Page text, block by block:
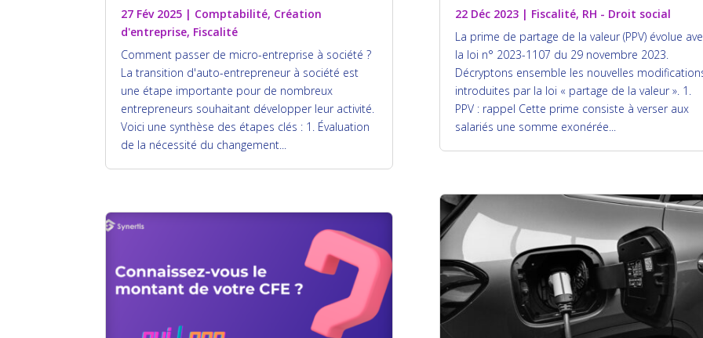
27 Fév 2025 | Comptabilité, Création
d'entreprise, Fiscalité
Comment passer de micro-entreprise à société ?
La transition d'auto-entrepreneur à société est
une étape importante pour de nombreux
entrepreneurs souhaitant développer leur activité.
Voici une synthèse des étapes clés : 1. Évaluation
de la nécessité du changement...
22 Déc 2023| Fiscalité, RH - Droit social
La prime de partage de la valeur (PPV) évolue
la loi n° 2023-1107 du 29 novembre 2023.
Décryptons ensemble les nouvelles
introduites par la loi « partage de la valeur ». 1.
PPV : rappel Cette prime consiste à verser aux
salariés une somme exonérée...